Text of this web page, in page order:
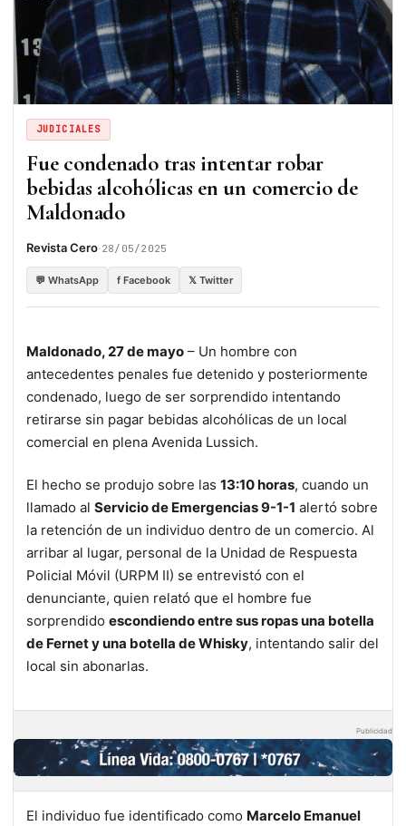
JUDICIALES
Fue condenado tras intentar robar
bebidas alcohólicas en un comercio de
Maldonado
Revista Cero·28/05/2025
💬 WhatsApp f Facebook 𝕏 Twitter
Maldonado, 27 de mayo – Un hombre con
antecedentes penales fue detenido y posteriormente
condenado, luego de ser sorprendido intentando
retirarse sin pagar bebidas alcohólicas de un local
comercial en plena Avenida Lussich.
El hecho se produjo sobre las 13:10 horas, cuando un
llamado al Servicio de Emergencias 9-1-1 alertó sobre
la retención de un individuo dentro de un comercio. Al
arribar al lugar, personal de la Unidad de Respuesta
Policial Móvil (URPM II) se entrevistó con el
denunciante, quien relató que el hombre fue
sorprendido escondiendo entre sus ropas una botella
de Fernet y una botella de Whisky, intentando salir del
local sin abonarlas.
Publicidad
El individuo fue identificado como Marcelo Emanuel